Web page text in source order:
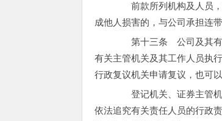
前款所列机构及人员，
成他人损害的，与公司承担连
第十三条 公司及其有关
有关主管机关及其工作人员执
行政复议机关申请复议，也可
登记机关、证券主管机
依法追究有关责任人员的行政